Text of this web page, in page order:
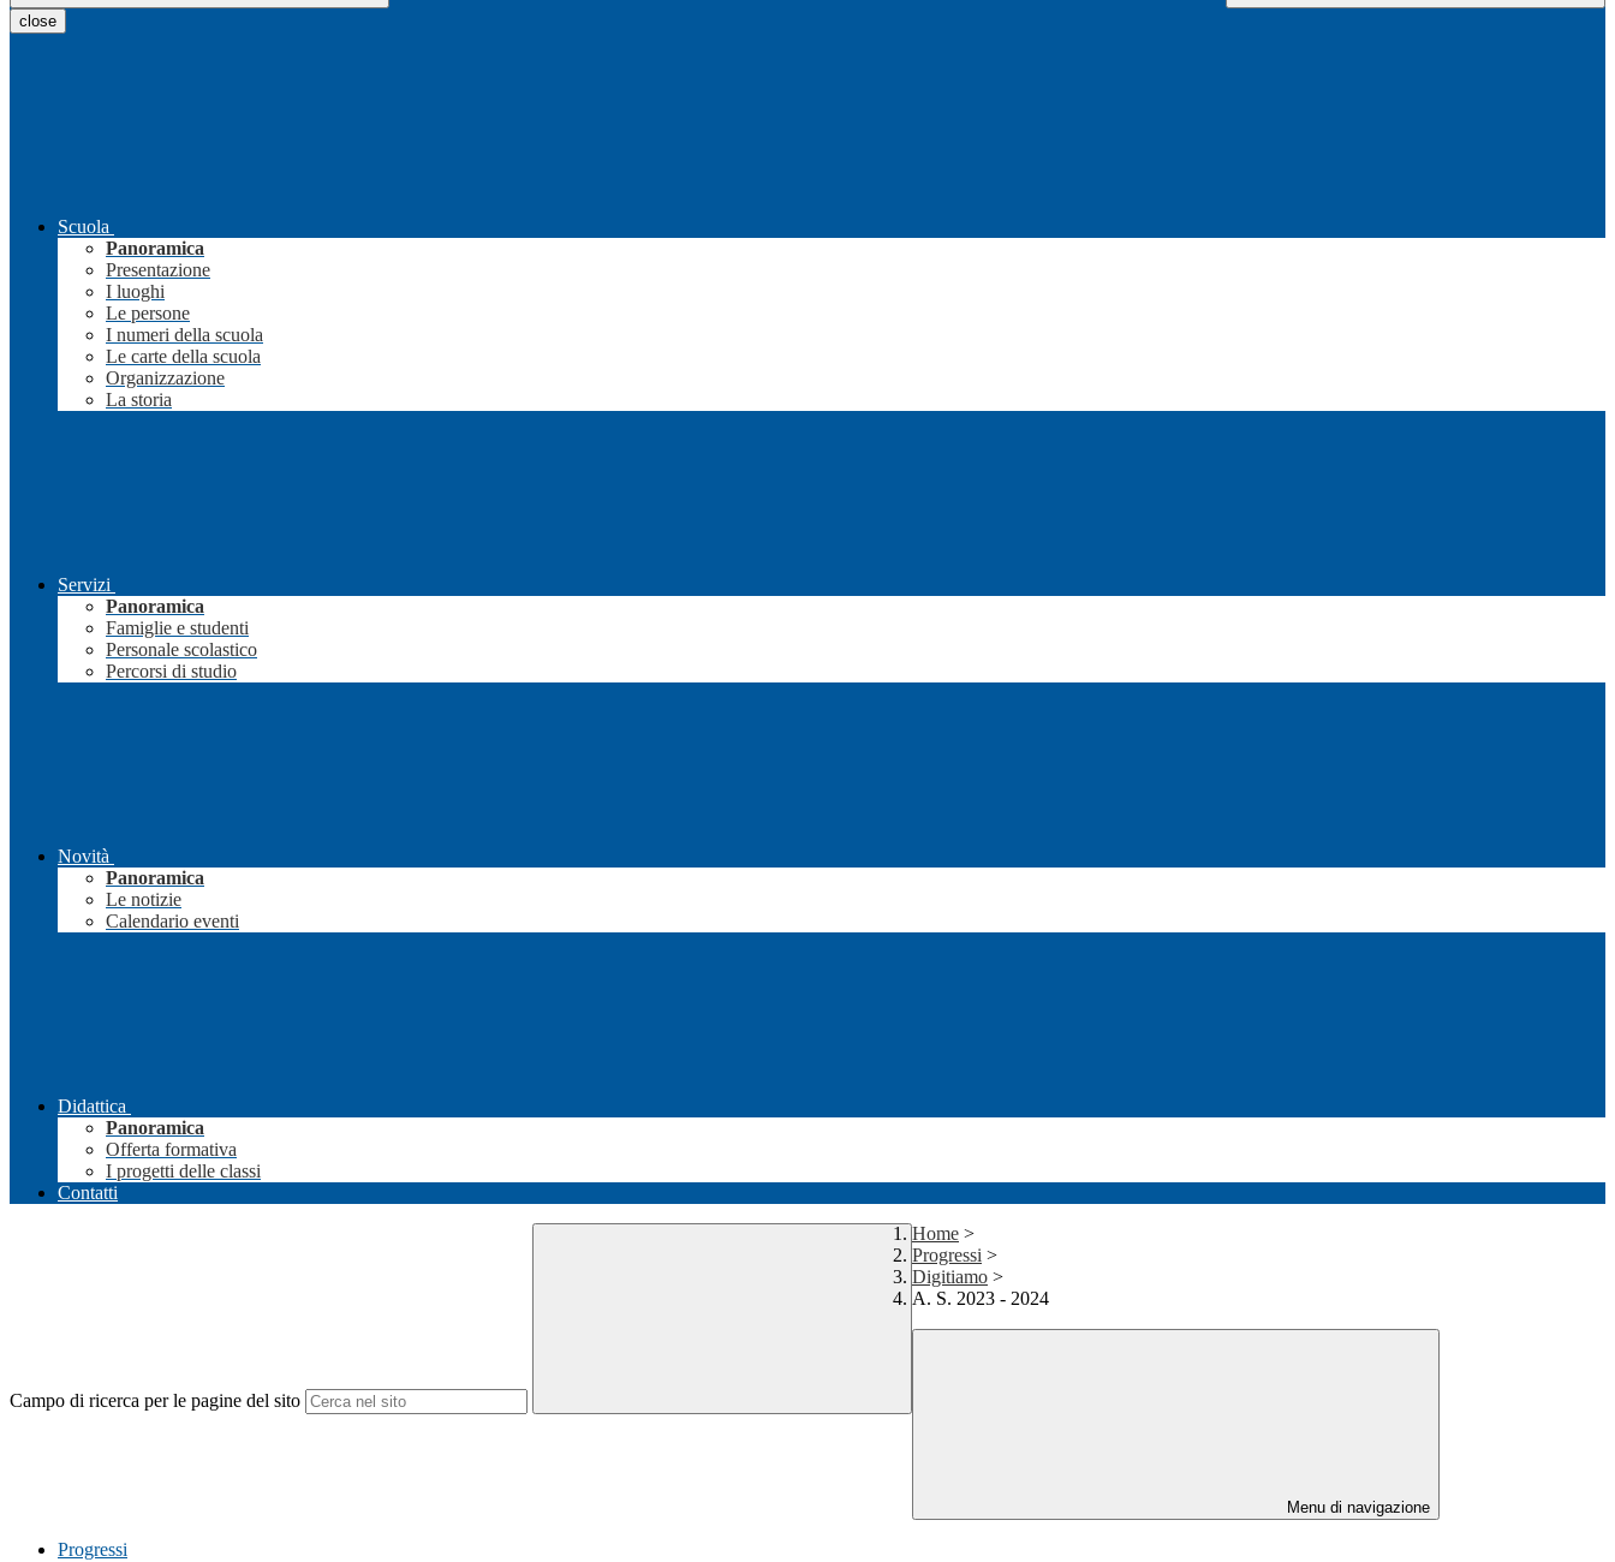
close
Scuola
Panoramica
Presentazione
I luoghi
Le persone
I numeri della scuola
Le carte della scuola
Organizzazione
La storia
Servizi
Panoramica
Famiglie e studenti
Personale scolastico
Percorsi di studio
Novità
Panoramica
Le notizie
Calendario eventi
Didattica
Panoramica
Offerta formativa
I progetti delle classi
Contatti
Campo di ricerca per le pagine del sito
Home >
Progressi >
Digitiamo >
A. S. 2023 - 2024
Menu di navigazione
Progressi